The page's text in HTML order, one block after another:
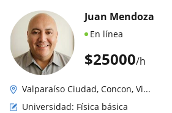
$25000/h
Juan Mendoza
En línea
Valparaíso Ciudad, Concon, Vi...
Universidad: Física básica